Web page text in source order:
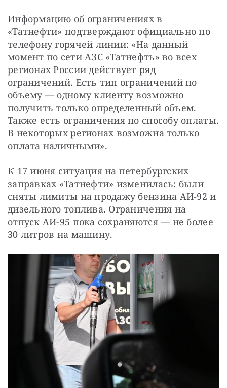
Информацию об ограничениях в
«Татнефти» подтверждают официально по
телефону горячей линии: «На данный
момент по сети АЗС «Татнефть» во всех
регионах России действует ряд
ограничений. Есть тип ограничений по
объему — одному клиенту возможно
получить только определенный объем.
Также есть ограничения по способу оплаты.
В некоторых регионах возможна только
оплата наличными».
К 17 июня ситуация на петербургских
заправках «Татнефти» изменилась: были
сняты лимиты на продажу бензина АИ-92 и
дизельного топлива. Ограничения на
отпуск АИ-95 пока сохраняются — не более
30 литров на машину.